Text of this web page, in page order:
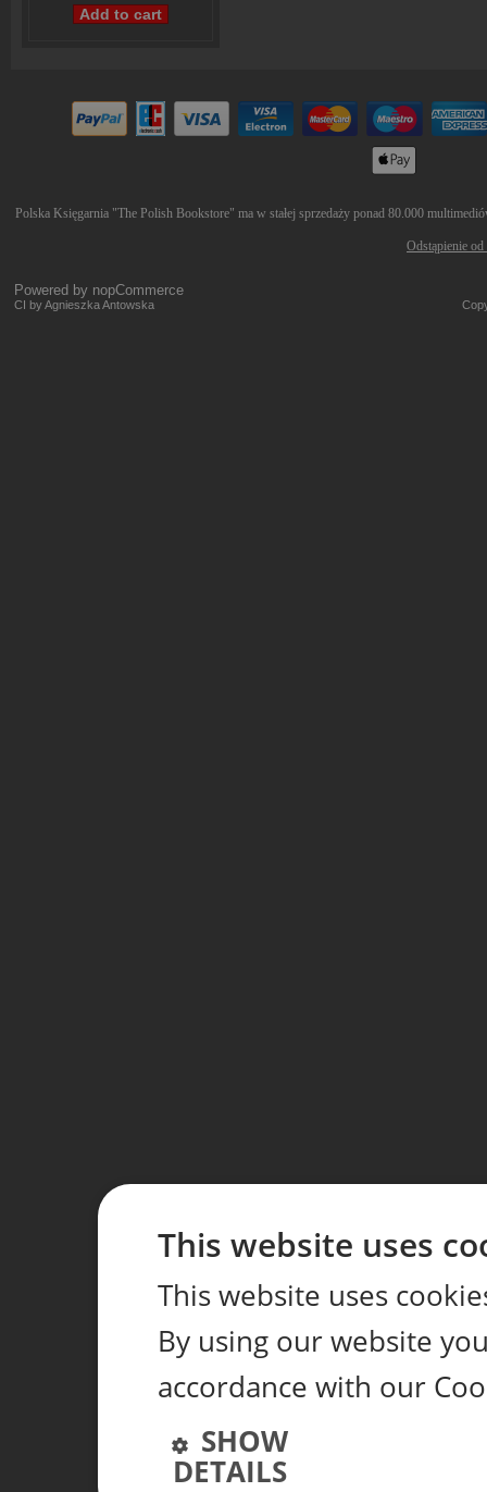
Polska Księgarnia "The Polish Bookstore" ma w stałej sprzedaży ponad 80.000
Odstąpienie
Powered by nopCommerce
CI by Agnieszka Antowska
This website uses
This website uses
By using our website
accordance with our
SHOW
DETAILS